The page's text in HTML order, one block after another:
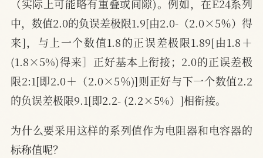
（实际上可能略有重叠或间隙)。例如，在E24系列
中，数值2.0的负误差极限1.9[由2.0-（2.0×5％）得
来]，与上一个数值1.8的正误差极限1.89[由1.8＋
(1.8×5%)得来］正好基本上衔接；2.0的正误差极
限2:1[即2.0＋（2.0×5％)]则正好与下一个数值2.2
的负误差极限9.1[即2.2- (2.2×5%）]相衔接。
为什么要采用这样的系列值作为电阻器和电容器的
标称值呢？